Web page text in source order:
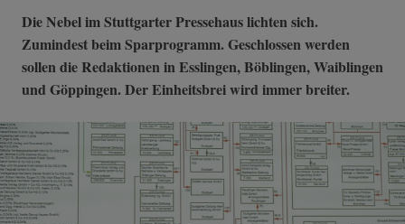
Die Nebel im Stuttgarter Pressehaus lichten sich.
Zumindest beim Sparprogramm. Geschlossen werden
sollen die Redaktionen in Esslingen, Böblingen, Waiblingen
und Göppingen. Der Einheitsbrei wird immer breiter.